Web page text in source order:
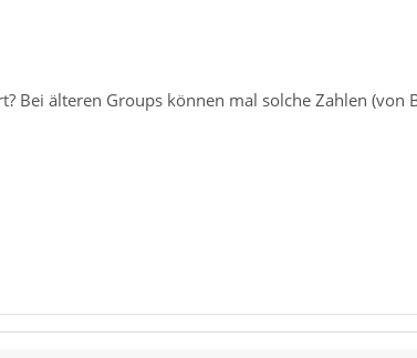
Bei älteren Groups können mal solche Zahlen (von